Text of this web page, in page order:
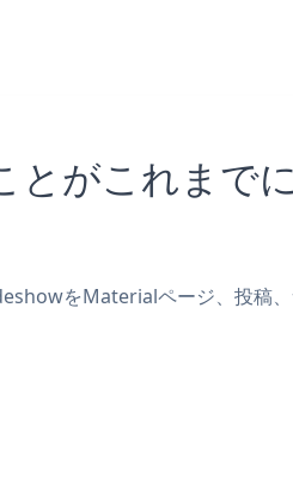
がこれまで
をMaterialページ、投稿、